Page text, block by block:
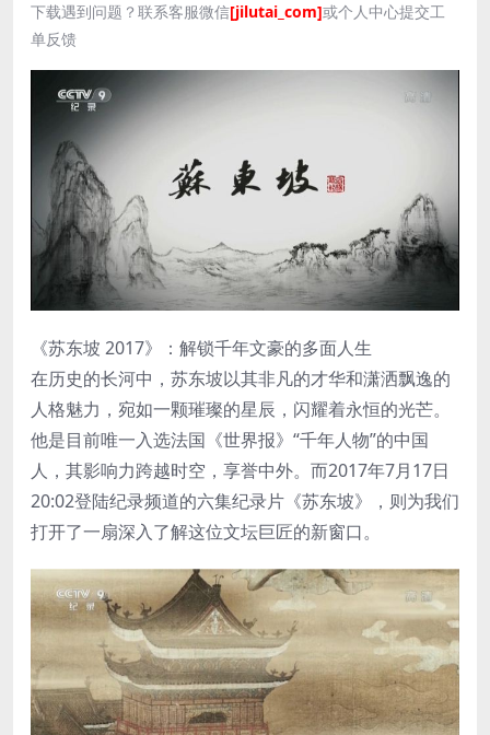
下载遇到问题？联系客服微信[jilutai_com]或个人中心提交工
单反馈
《苏东坡 2017》：解锁千年文豪的多面人生
在历史的长河中，苏东坡以其非凡的才华和潇洒飘逸的
人格魅力，宛如一颗璀璨的星辰，闪耀着永恒的光芒。
他是目前唯一入选法国《世界报》“千年人物”的中国
人，其影响力跨越时空，享誉中外。而2017年7月17日
20:02登陆纪录频道的六集纪录片《苏东坡》，则为我们
打开了一扇深入了解这位文坛巨匠的新窗口。